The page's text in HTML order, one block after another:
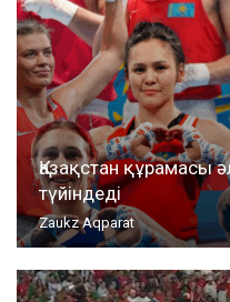
Қазақстан құрамасы
түйіндеді
Zaukz Aqparat